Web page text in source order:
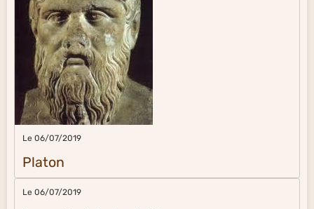
Le 06/07/2019
Platon
Le 06/07/2019